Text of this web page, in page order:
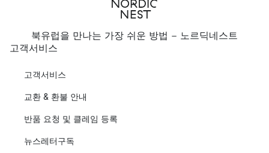
북유럽을 만나는 가장 쉬운 방법 - 노르딕네스트
고객서비스
고객서비스
교환 & 환불 안내
반품 요청 및 클레임 등록
뉴스레터구독